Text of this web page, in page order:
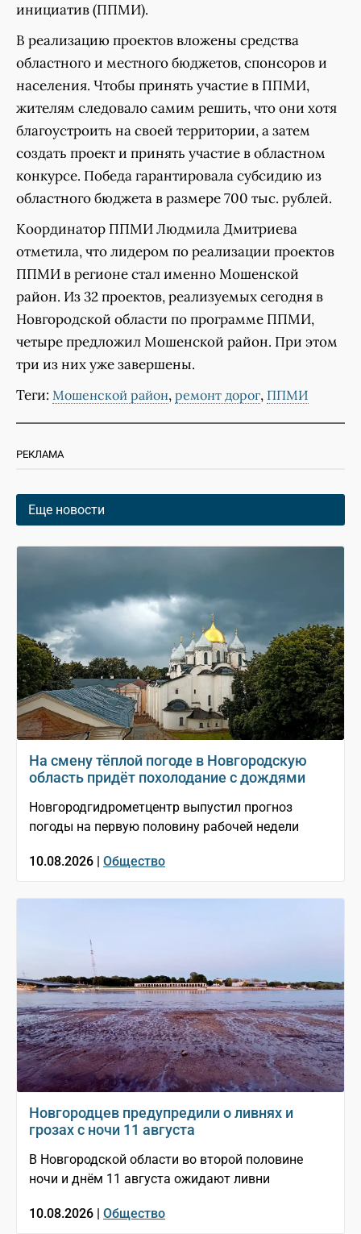
инициатив (ППМИ).
В реализацию проектов вложены средства
областного и местного бюджетов, спонсоров и
населения. Чтобы принять участие в ППМИ,
жителям следовало самим решить, что они хотя
благоустроить на своей территории, а затем
создать проект и принять участие в областном
конкурсе. Победа гарантировала субсидию из
областного бюджета в размере 700 тыс. рублей.
Координатор ППМИ Людмила Дмитриева
отметила, что лидером по реализации проектов
ППМИ в регионе стал именно Мошенской
район. Из 32 проектов, реализуемых сегодня в
Новгородской области по программе ППМИ,
четыре предложил Мошенской район. При этом
три из них уже завершены.
Теги: Мошенской район, ремонт дорог, ППМИ
РЕКЛАМА
Еще новости
На смену тёплой погоде в Новгородскую
область придёт похолодание с дождями
Новгородгидрометцентр выпустил прогноз
погоды на первую половину рабочей недели
10.08.2026 | Общество
Новгородцев предупредили о ливнях и
грозах с ночи 11 августа
В Новгородской области во второй половине
ночи и днём 11 августа ожидают ливни
10.08.2026 | Общество